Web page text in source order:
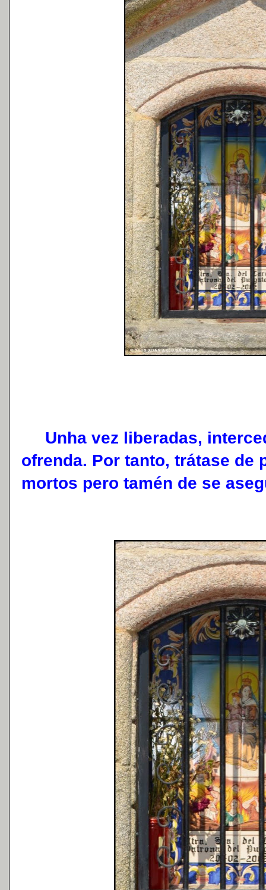
Unha vez liberadas,
ofrenda. Por tanto, trátase de
mortos pero tamén de se